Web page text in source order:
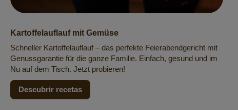
Kartoffelauflauf mit Gemüse
Schneller Kartoffelauflauf – das perfekte Feierabendgericht mit
Genussgarantie für die ganze Familie. Einfach, gesund und im
Nu auf dem Tisch. Jetzt probieren!
Descubrir recetas